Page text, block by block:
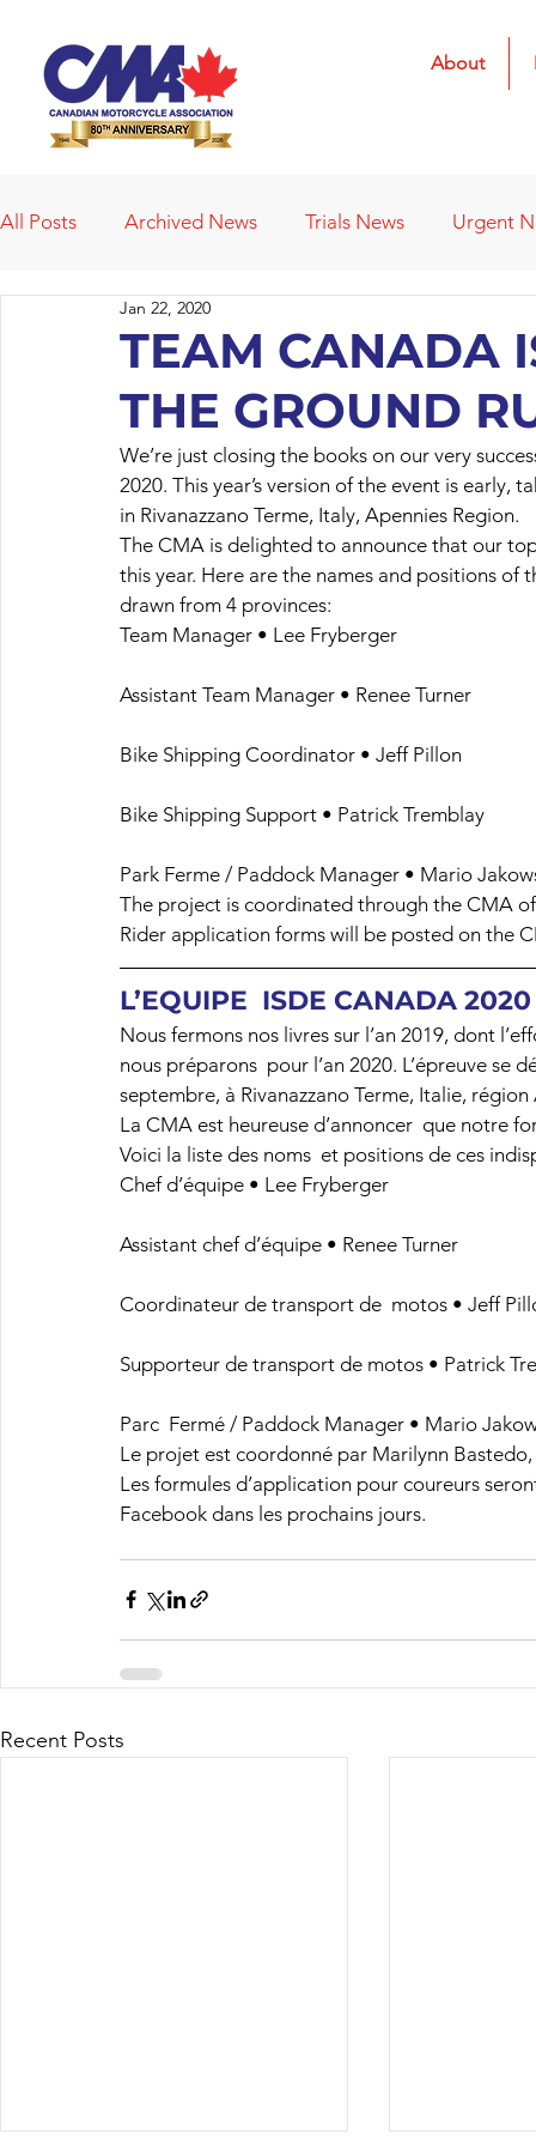
About
All Posts Archived News Trials News Urgent
Deleted News Items
Affiliated Clubs Affiliated Clubs -
TEAM CANADA
THE GROUND
Jan 22, 2020
We’re just closing the books on our very
2020. This year’s version of the event is
in Rivanazzano Terme, Italy, Apennies Region.
The CMA is delighted to announce that our
this year. Here are the names and positions
drawn from 4 provinces:
Team Manager • Lee Fryberger
Assistant Team Manager • Renee Turner
Bike Shipping Coordinator • Jeff Pillon
Bike Shipping Support • Patrick Tremblay
Park Ferme / Paddock Manager • Mario
The project is coordinated through the CMA
Rider application forms will be posted on the
L’EQUIPE  ISDE CANADA
Nous fermons nos livres sur l’an 2019, dont
nous préparons  pour l’an 2020. L’épreuve
septembre, à Rivanazzano Terme, Italie,
La CMA est heureuse d’annoncer  que notre
Voici la liste des noms  et positions de ces
Chef d’équipe • Lee Fryberger
Assistant chef d’équipe • Renee Turner
Coordinateur de transport de  motos • Jeff
Supporteur de transport de motos • Patrick
Parc  Fermé / Paddock Manager • Mario
Le projet est coordonné par Marilynn
Les formules d’application pour coureurs
Facebook dans les prochains jours.
Recent Posts